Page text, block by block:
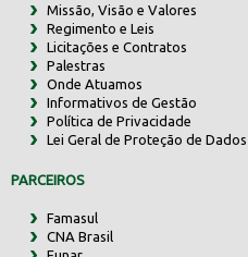
Missão, Visão e Valores
Regimento e Leis
Licitações e Contratos
Palestras
Onde Atuamos
Informativos de Gestão
Política de Privacidade
Lei Geral de Proteção de Dados
PARCEIROS
Famasul
CNA Brasil